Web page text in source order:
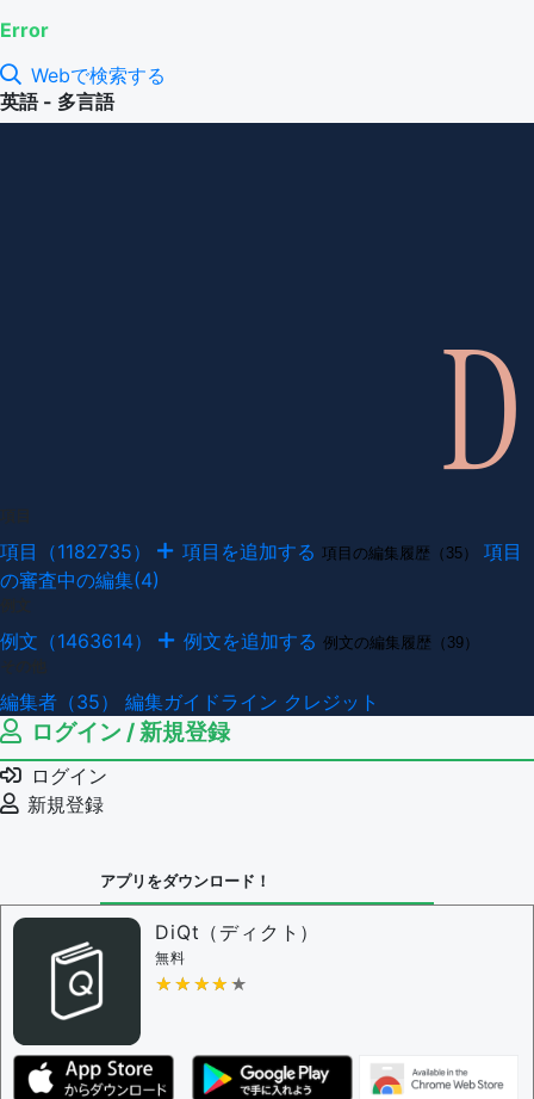
Error
Webで検索する
英語 - 多言語
項目（1182735） 項目を追加する 項目の編集履歴（35）
項目
の審査中の編集(4)
例文（1463614） 例文を追加する 例文の編集履歴（39）
編集者（35） 編集ガイドライン クレジット
ログイン / 新規登録
ログイン
新規登録
アプリをダウンロード！
DiQt（ディクト）
無料
★★★★★
★★★★★